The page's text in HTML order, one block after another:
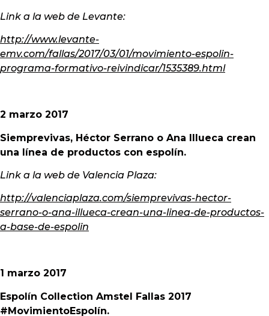
Link a la web de Levante:
http://www.levante-
emv.com/fallas/2017/03/01/movimiento-espolin-
programa-formativo-reivindicar/1535389.html
2 marzo 2017
Siemprevivas, Héctor Serrano o Ana Illueca crean
una línea de productos con espolín.
Link a la web de Valencia Plaza:
http://valenciaplaza.com/siemprevivas-hector-
serrano-o-ana-illueca-crean-una-linea-de-productos-
a-base-de-espolin
1 marzo 2017
Espolín Collection Amstel Fallas 2017
#MovimientoEspolín.